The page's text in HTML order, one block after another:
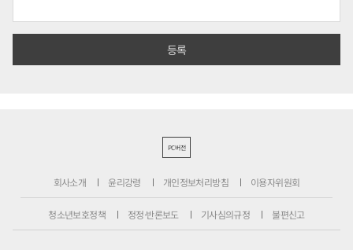
PC버전
회사소개 윤리강령 개인정보처리방침 이용자위원회
청소년보호정책 정정·반론보도 기사심의규정 불편신고